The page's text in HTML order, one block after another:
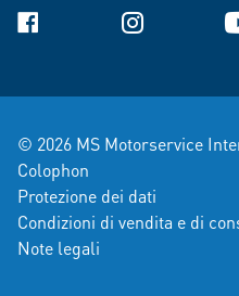
Facebook Instagram
© 2026 MS Motorservice
Colophon
Protezione dei dati
Condizioni di vendita e di
Note legali